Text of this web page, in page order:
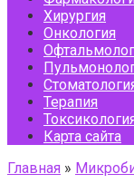
Хирургия
Онкология
Терапия
Карта сайта
Главная »